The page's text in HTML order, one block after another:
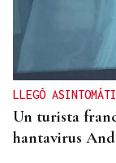
LLEGÓ
Un turista
hantavirus